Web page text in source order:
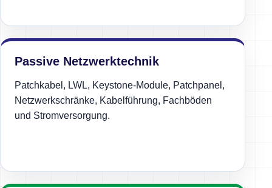
Passive Netzwerktechnik
Patchkabel, LWL, Keystone-Module, Patchpanel,
Netzwerkschränke, Kabelführung, Fachböden
und Stromversorgung.